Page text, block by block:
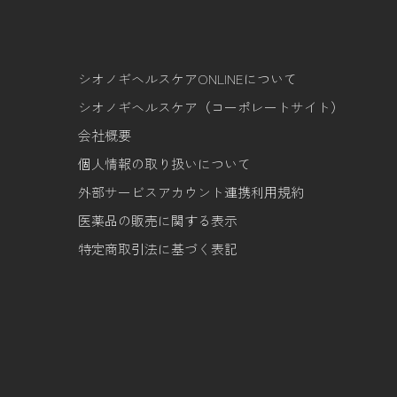
シオノギヘルスケアONLINEについて
シオノギヘルスケア（コーポレートサイト）
会社概要
個人情報の取り扱いについて
外部サービスアカウント連携利用規約
医薬品の販売に関する表示
特定商取引法に基づく表記